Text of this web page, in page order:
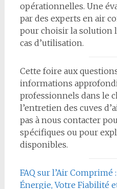
opérationnelles. Une
par des experts en air
pour choisir la solution
cas d’utilisation.
Cette foire aux
informations
professionnels dans le
l’entretien des cuves
pas à nous contacter
spécifiques ou pour
disponibles.
FAQ sur l’Air Comprimé
Énergie, Votre Fiabilité